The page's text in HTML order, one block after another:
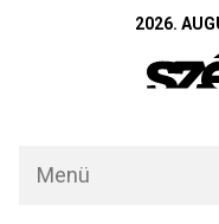
2026.
Menü